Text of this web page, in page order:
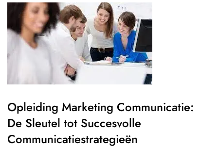
Opleiding Marketing Communicatie:
De Sleutel tot Succesvolle
Communicatiestrategieën